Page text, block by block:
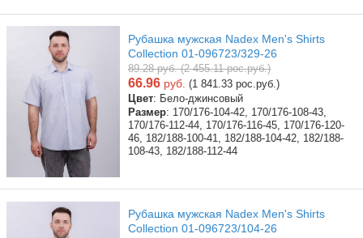
Рубашка мужская Nadex Men's Shirts
Collection 01-096723/329-26
89.28 руб. (2 455.11 рос.руб.)
66.96 руб. (1 841.33 рос.руб.)
Цвет: Бело-джинсовый
Размер: 170/176-104-42, 170/176-108-43,
170/176-112-44, 170/176-116-45, 170/176-120-
46, 182/188-100-41, 182/188-104-42, 182/188-
108-43, 182/188-112-44
Рубашка мужская Nadex Men's Shirts
Collection 01-096723/104-26